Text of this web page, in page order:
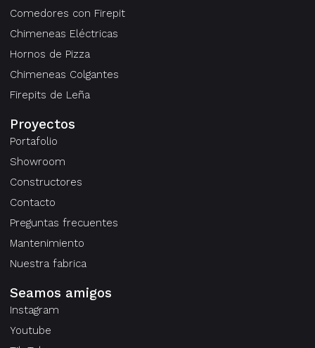
Comedores con Firepit
Chimeneas Eléctricas
Hornos de Pizza
Chimeneas Colgantes
Firepits de Leña
Proyectos
Portafolio
Showroom
Constructores
Contacto
Preguntas frecuentes
Mantenimiento
Nuestra fabrica
Seamos amigos
Instagram
Youtube